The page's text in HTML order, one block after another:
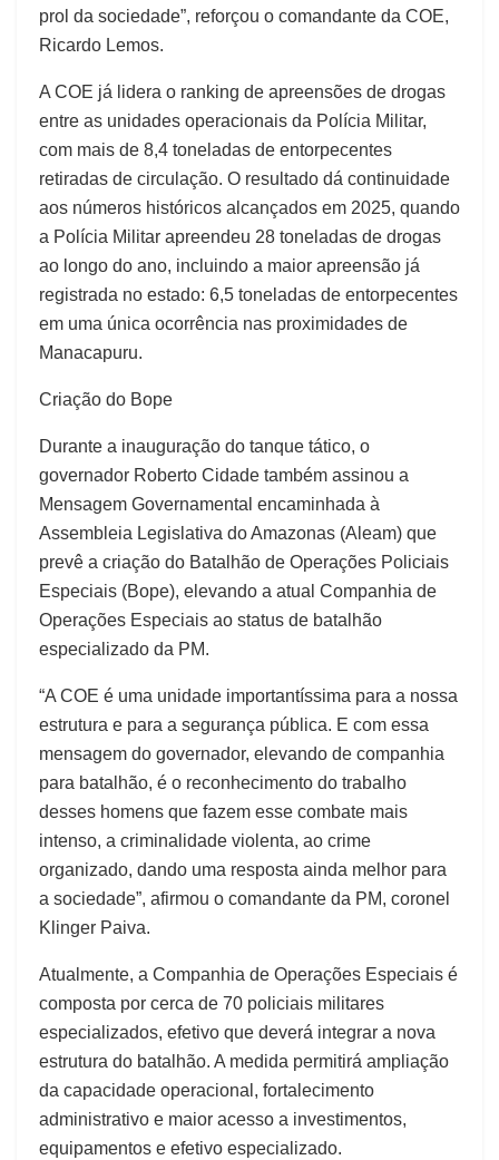
prol da sociedade”, reforçou o comandante da COE,
Ricardo Lemos.
A COE já lidera o ranking de apreensões de drogas
entre as unidades operacionais da Polícia Militar,
com mais de 8,4 toneladas de entorpecentes
retiradas de circulação. O resultado dá continuidade
aos números históricos alcançados em 2025, quando
a Polícia Militar apreendeu 28 toneladas de drogas
ao longo do ano, incluindo a maior apreensão já
registrada no estado: 6,5 toneladas de entorpecentes
em uma única ocorrência nas proximidades de
Manacapuru.
Criação do Bope
Durante a inauguração do tanque tático, o
governador Roberto Cidade também assinou a
Mensagem Governamental encaminhada à
Assembleia Legislativa do Amazonas (Aleam) que
prevê a criação do Batalhão de Operações Policiais
Especiais (Bope), elevando a atual Companhia de
Operações Especiais ao status de batalhão
especializado da PM.
“A COE é uma unidade importantíssima para a nossa
estrutura e para a segurança pública. E com essa
mensagem do governador, elevando de companhia
para batalhão, é o reconhecimento do trabalho
desses homens que fazem esse combate mais
intenso, a criminalidade violenta, ao crime
organizado, dando uma resposta ainda melhor para
a sociedade”, afirmou o comandante da PM, coronel
Klinger Paiva.
Atualmente, a Companhia de Operações Especiais é
composta por cerca de 70 policiais militares
especializados, efetivo que deverá integrar a nova
estrutura do batalhão. A medida permitirá ampliação
da capacidade operacional, fortalecimento
administrativo e maior acesso a investimentos,
equipamentos e efetivo especializado.